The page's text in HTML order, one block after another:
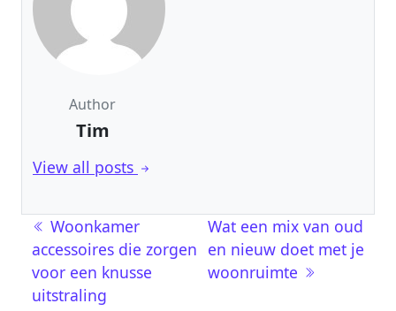
Author
Tim
View all posts
Berichtnavigatie
Woonkamer
accessoires die zorgen
voor een knusse
uitstraling
Wat een mix van oud
en nieuw doet met je
woonruimte